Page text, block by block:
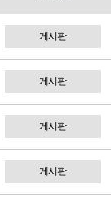
게시판
게시판
게시판
게시판